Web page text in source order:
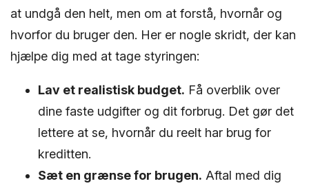
at undgå den helt, men om at forstå, hvornår og
hvorfor du bruger den. Her er nogle skridt, der kan
hjælpe dig med at tage styringen:
Lav et realistisk budget. Få overblik over
dine faste udgifter og dit forbrug. Det gør det
lettere at se, hvornår du reelt har brug for
kreditten.
Sæt en grænse for brugen. Aftal med dig